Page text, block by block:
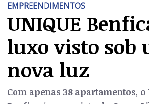
EMPREENDIMENTOS
UNIQUE
luxo visto sob
nova luz
Com apenas 38 apartamentos, o